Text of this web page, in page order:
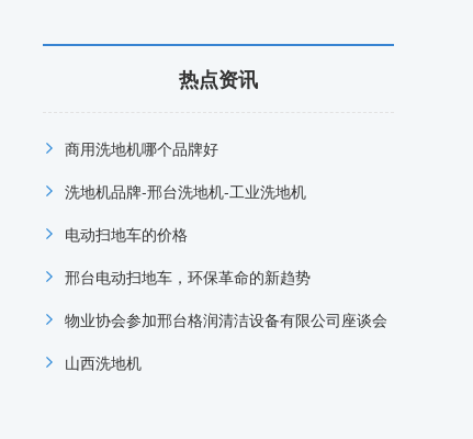
热点资讯
商用洗地机哪个品牌好
洗地机品牌-邢台洗地机-工业洗地机
电动扫地车的价格
邢台电动扫地车，环保革命的新趋势
物业协会参加邢台格润清洁设备有限公司座谈会
山西洗地机